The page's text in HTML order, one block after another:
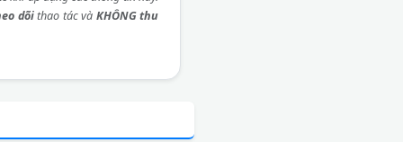
dõithao tác và KHÔNG thu